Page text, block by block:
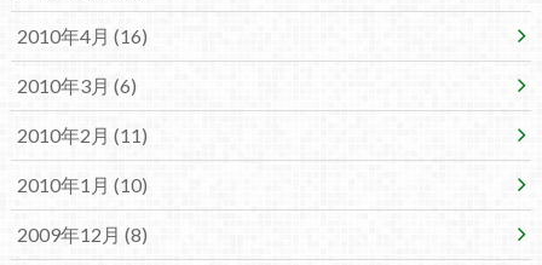
2010年4月 (16)
2010年3月 (6)
2010年2月 (11)
2010年1月 (10)
2009年12月 (8)